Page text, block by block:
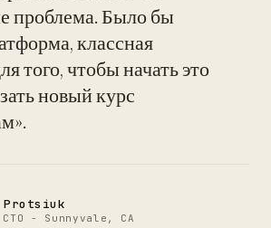
проблема. Было бы
классная
того, чтобы начать это
новый курс
Protsiuk
- Sunnyvale, CA